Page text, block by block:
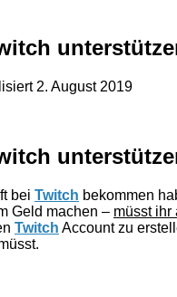
2. August 2019
bei Twitch bekommen
Geld machen – müsst ihr
Twitch Account zu